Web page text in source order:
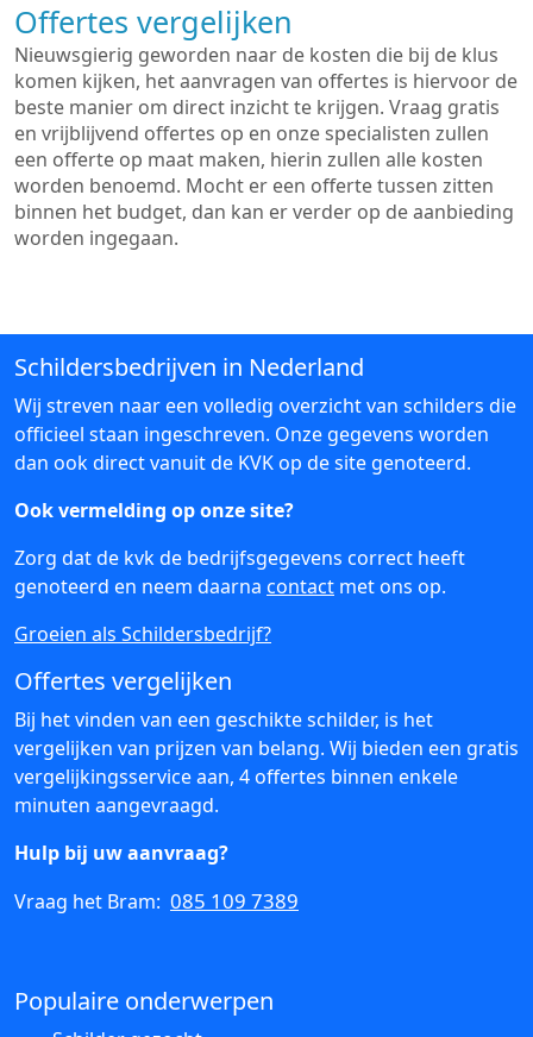
Offertes vergelijken
Nieuwsgierig geworden naar de kosten die bij de klus
komen kijken, het aanvragen van offertes is hiervoor de
beste manier om direct inzicht te krijgen. Vraag gratis
en vrijblijvend offertes op en onze specialisten zullen
een offerte op maat maken, hierin zullen alle kosten
worden benoemd. Mocht er een offerte tussen zitten
binnen het budget, dan kan er verder op de aanbieding
worden ingegaan.
Schildersbedrijven in Nederland
Wij streven naar een volledig overzicht van schilders die
officieel staan ingeschreven. Onze gegevens worden
dan ook direct vanuit de KVK op de site genoteerd.
Ook vermelding op onze site?
Zorg dat de kvk de bedrijfsgegevens correct heeft
genoteerd en neem daarna contact met ons op.
Groeien als Schildersbedrijf?
Offertes vergelijken
Bij het vinden van een geschikte schilder, is het
vergelijken van prijzen van belang. Wij bieden een gratis
vergelijkingsservice aan, 4 offertes binnen enkele
minuten aangevraagd.
Hulp bij uw aanvraag?
Vraag het Bram: 085 109 7389
Populaire onderwerpen